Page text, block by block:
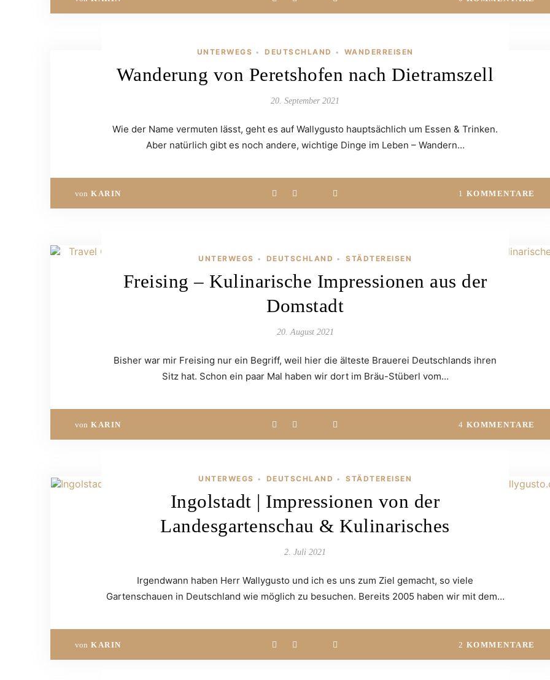
UNTERWEGS • DEUTSCHLAND • WANDERREISEN
Wanderung von Peretshofen nach Dietramszell
20. September 2021
Wie der Name vermuten lässt, geht es auf Wallygusto hauptsächlich um Essen & Trinken.
Aber natürlich gibt es noch andere, wichtige Dinge im Leben – Wandern…
von KARIN 1 KOMMENTARE
UNTERWEGS • DEUTSCHLAND • STÄDTEREISEN
Freising – Kulinarische Impressionen aus der
Domstadt
20. August 2021
Bisher war mir Freising nur ein Begriff, weil hier die älteste Brauerei Deutschlands ihren
Sitz hat. Schon ein paar Mal haben wir dort im Bräu-Stüberl vom…
von KARIN 4 KOMMENTARE
UNTERWEGS • DEUTSCHLAND • STÄDTEREISEN
Ingolstadt | Impressionen von der
Landesgartenschau & Kulinarisches
2. Juli 2021
Irgendwann haben Herr Wallygusto und ich es uns zum Ziel gemacht, so viele
Gartenschauen in Deutschland wie möglich zu besuchen. Bereits 2005 haben wir mit dem…
von KARIN 2 KOMMENTARE